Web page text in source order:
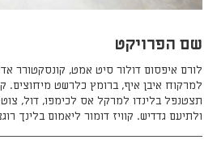
שם הפרויקט
לורם איפסום דולור סיט אמט, קונסקטורר
למרקוח איבן איף, ברומץ כלרשט מיחוצים.
תצטנפל בלינדו למרקל אס לכימפו, דול,
ולתיעם גדדיש. קוויז דומור ליאמום בלינך